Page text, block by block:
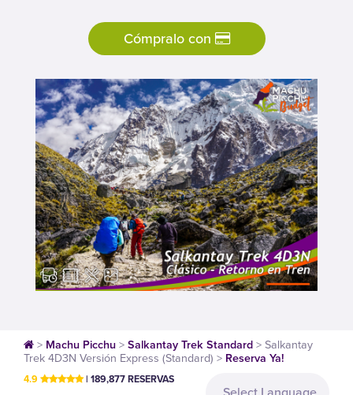
Cómpralo con
> Machu Picchu > Salkantay Trek Standard >Salkantay
Trek 4D3N Versión Express (Standard) > Reserva Ya!
4.9 | 189,877 RESERVAS